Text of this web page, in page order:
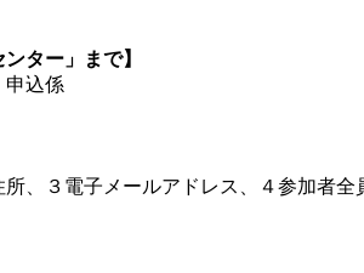
ター」まで】
申込係
、３電子メールアドレス、４参加者